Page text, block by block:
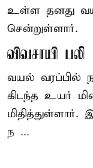
உள்ள தனது
சென்றுள்ளார்.
விவசாயி பலி
வயல் வரப்பில்
கிடந்த உயர்
மிதித்துள்ளார்.
ந ...